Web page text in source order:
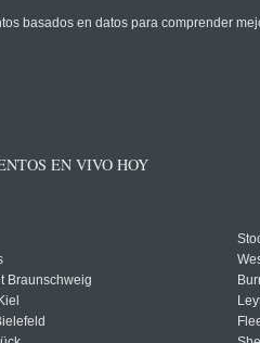
basados en datos para comprender
EN VIVO HOY
Braunschweig